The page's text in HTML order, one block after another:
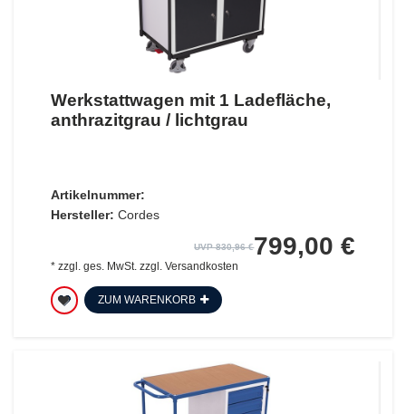
Werkstattwagen mit 1 Ladefläche,
anthrazitgrau / lichtgrau
Artikelnummer:
Hersteller: Cordes
UVP 830,96 €799,00 €
* zzgl. ges. MwSt.zzgl. Versandkosten
ZUM WARENKORB